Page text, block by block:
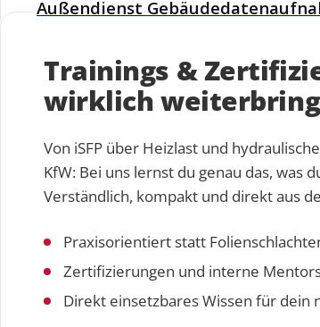
Trainings &
wirklich
Von iSFP über Heizlast und
KfW: Bei uns lernst du genau das, was
Verständlich, kompakt und direkt aus
Praxisorientiert statt
Zertifizierungen und interne
Direkt einsetzbares Wissen für dein